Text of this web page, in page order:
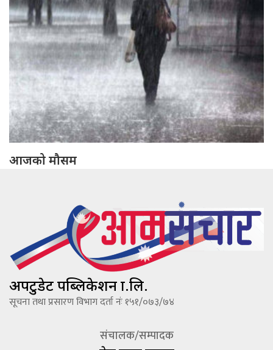
आजको मौसम
अपटुडेट पब्लिकेशन प्रा.लि.
सूचना तथा प्रसारण विभाग दर्ता नंः १५१/०७३/७४
संचालक/सम्पादक